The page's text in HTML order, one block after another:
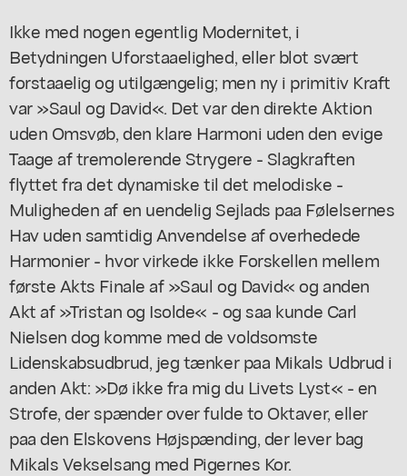
Ikke med nogen egentlig Modernitet, i
Betydningen Uforstaaelighed, eller blot svært
forstaaelig og utilgængelig; men ny i primitiv Kraft
var »Saul og David«. Det var den direkte Aktion
uden Omsvøb, den klare Harmoni uden den evige
Taage af tremolerende Strygere - Slagkraften
flyttet fra det dynamiske til det melodiske -
Muligheden af en uendelig Sejlads paa Følelsernes
Hav uden samtidig Anvendelse af overhedede
Harmonier - hvor virkede ikke Forskellen mellem
første Akts Finale af »Saul og David« og anden
Akt af »Tristan og Isolde« - og saa kunde Carl
Nielsen dog komme med de voldsomste
Lidenskabsudbrud, jeg tænker paa Mikals Udbrud i
anden Akt: »Dø ikke fra mig du Livets Lyst« - en
Strofe, der spænder over fulde to Oktaver, eller
paa den Elskovens Højspænding, der lever bag
Mikals Vekselsang med Pigernes Kor.